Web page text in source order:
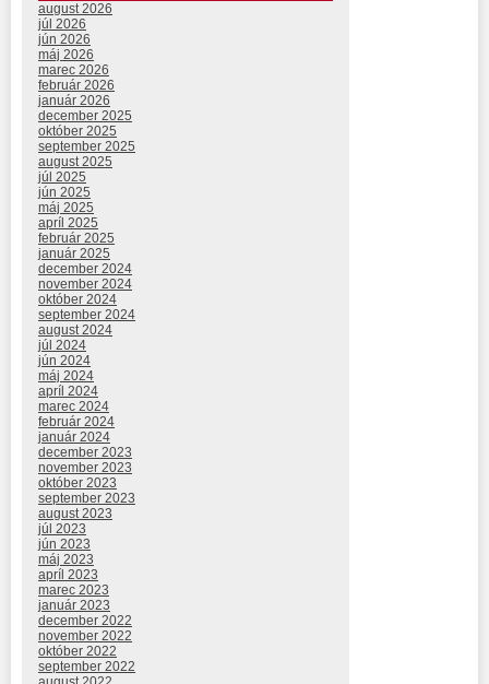
august 2026
júl 2026
jún 2026
máj 2026
marec 2026
február 2026
január 2026
december 2025
október 2025
september 2025
august 2025
júl 2025
jún 2025
máj 2025
apríl 2025
február 2025
január 2025
december 2024
november 2024
október 2024
september 2024
august 2024
júl 2024
jún 2024
máj 2024
apríl 2024
marec 2024
február 2024
január 2024
december 2023
november 2023
október 2023
september 2023
august 2023
júl 2023
jún 2023
máj 2023
apríl 2023
marec 2023
január 2023
december 2022
november 2022
október 2022
september 2022